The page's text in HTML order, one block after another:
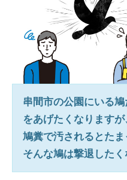
串間市の公園にいる
をあげたくなります
鳩糞で汚されるとたま
そんな鳩は撃退したく